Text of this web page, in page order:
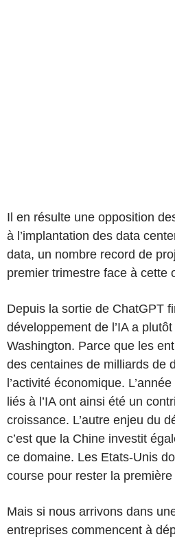
Il en résulte une opposition
à l’implantation des data
data, un nombre record de
premier trimestre face à cette
Depuis la sortie de ChatGPT
développement de l’IA a
Washington. Parce que les
des centaines de milliards de
l’activité économique.
liés à l’IA ont ainsi été un
croissance. L’autre enjeu du
c’est que la Chine investit
ce domaine. Les Etats-Unis
course pour rester la
Mais si nous arrivons dans
entreprises commencent à